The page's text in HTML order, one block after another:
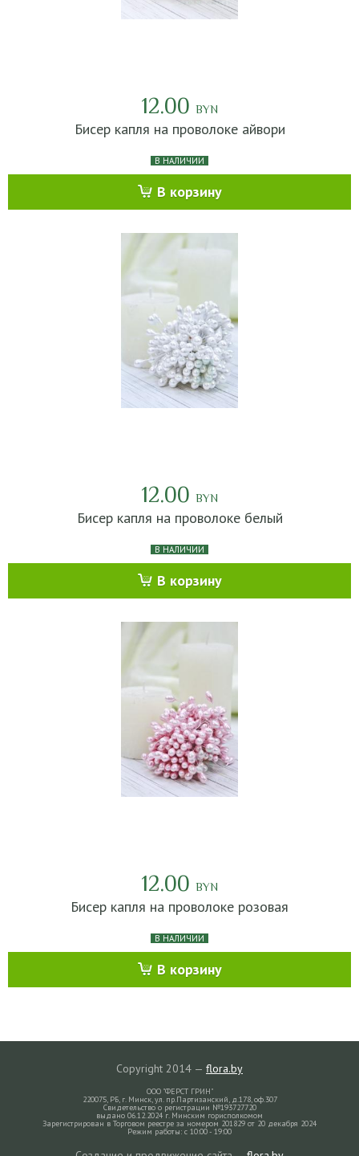
12.00 BYN
Бисер капля на проволоке айвори
В НАЛИЧИИ
В корзину
12.00 BYN
Бисер капля на проволоке белый
В НАЛИЧИИ
В корзину
12.00 BYN
Бисер капля на проволоке розовая
В НАЛИЧИИ
В корзину
Copyright 2014 — flora.by
ООО "ФЕРСТ ГРИН"
220075, РБ, г. Минск, ул. пр.Партизанский, д.178, оф.307
Свидетельство о регистрации №193727720
выдано 06.12.2024 г. Минским горисполкомом
Зарегистрирован в Торговом реестре за номером 201829 от 20 декабря 2024
Режим работы: с 10:00 - 19:00